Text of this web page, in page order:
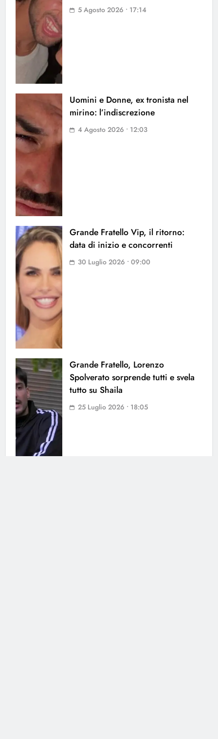
5 Agosto 2026 • 17:14
Uomini e Donne, ex tronista nel
mirino: l’indiscrezione
4 Agosto 2026 • 12:03
Grande Fratello Vip, il ritorno:
data di inizio e concorrenti
30 Luglio 2026 • 09:00
Grande Fratello, Lorenzo
Spolverato sorprende tutti e svela
tutto su Shaila
25 Luglio 2026 • 18:05